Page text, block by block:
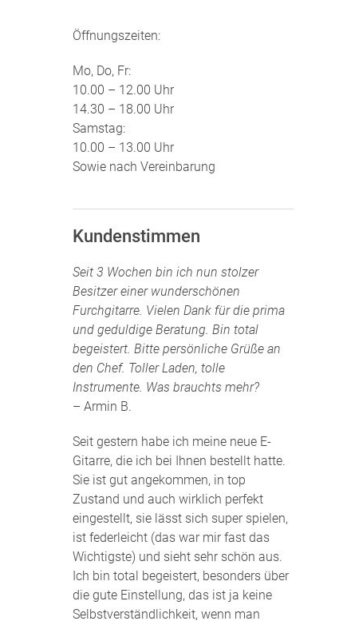
Öffnungszeiten:
Mo, Do, Fr:
10.00 – 12.00 Uhr
14.30 – 18.00 Uhr
Samstag:
10.00 – 13.00 Uhr
Sowie nach Vereinbarung
Kundenstimmen
Seit 3 Wochen bin ich nun stolzer
Besitzer einer wunderschönen
Furchgitarre. Vielen Dank für die prima
und geduldige Beratung. Bin total
begeistert. Bitte persönliche Grüße an
den Chef. Toller Laden, tolle
Instrumente. Was brauchts mehr?
– Armin B.
Seit gestern habe ich meine neue E-
Gitarre, die ich bei Ihnen bestellt hatte.
Sie ist gut angekommen, in top
Zustand und auch wirklich perfekt
eingestellt, sie lässt sich super spielen,
ist federleicht (das war mir fast das
Wichtigste) und sieht sehr schön aus.
Ich bin total begeistert, besonders über
die gute Einstellung, das ist ja keine
Selbstverständlichkeit, wenn man